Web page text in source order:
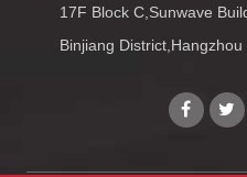
17F Block C,Sunwave
Binjiang